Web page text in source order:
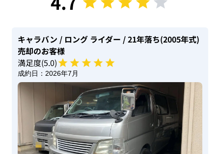
キャラバン / ロング ライダー / 21年落ち(2005年式)
売却のお客様
満足度(5.0)
成約日： 2026年7月